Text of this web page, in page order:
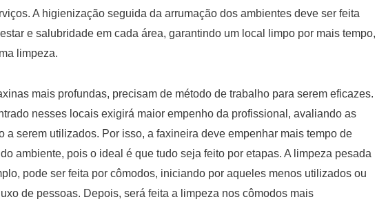
A higienização seguida da arrumação dos ambientes deve ser feita
e salubridade em cada área, garantindo um local limpo por mais tempo,
limpeza.
mais profundas, precisam de método de trabalho para serem eficazes.
nesses locais exigirá maior empenho da profissional, avaliando as
a serem utilizados. Por isso, a faxineira deve empenhar mais tempo de
ambiente, pois o ideal é que tudo seja feito por etapas. A limpeza pesada
pode ser feita por cômodos, iniciando por aqueles menos utilizados ou
de pessoas. Depois, será feita a limpeza nos cômodos mais